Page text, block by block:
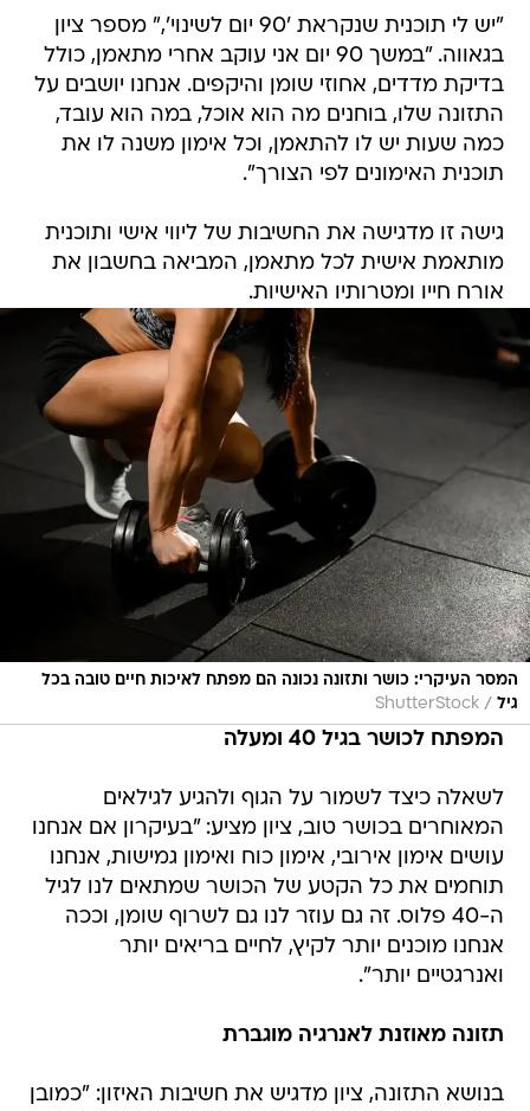
"יש לי תוכנית שנקראת '90 יום לשינוי'," מספר ציון
בגאווה. "במשך 90 יום אני עוקב אחרי מתאמן, כולל
בדיקת מדדים, אחוזי שומן והיקפים. אנחנו יושבים על
התזונה שלו, בוחנים מה הוא אוכל, במה הוא עובד,
כמה שעות יש לו להתאמן, וכל אימון משנה לו את
תוכנית האימונים לפי הצורך".
גישה זו מדגישה את החשיבות של ליווי אישי ותוכנית
מותאמת אישית לכל מתאמן, המביאה בחשבון את
אורח חייו ומטרותיו האישיות.
המסר העיקרי: כושר ותזונה נכונה הם מפתח לאיכות חיים טובה בכל
גיל /
ShutterStock
המפתח לכושר בגיל 40 ומעלה
לשאלה כיצד לשמור על הגוף ולהגיע לגילאים
המאוחרים בכושר טוב, ציון מציע: "בעיקרון אם אנחנו
עושים אימון אירובי, אימון כוח ואימון גמישות, אנחנו
תוחמים את כל הקטע של הכושר שמתאים לנו לגיל
ה-40 פלוס. זה גם עוזר לנו גם לשרוף שומן, וככה
אנחנו מוכנים יותר לקיץ, לחיים בריאים יותר
ואנרגטיים יותר".
תזונה מאוזנת לאנרגיה מוגברת
בנושא התזונה, ציון מדגיש את חשיבות האיזון: "כמובן